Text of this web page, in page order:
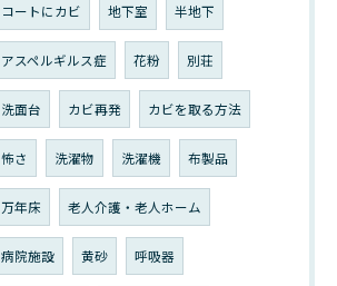
コートにカビ 地下室 半地下
アスペルギルス症 花粉 別荘
洗面台 カビ再発 カビを取る方法
怖さ 洗濯物 洗濯機 布製品
万年床 老人介護・老人ホーム
病院施設 黄砂 呼吸器